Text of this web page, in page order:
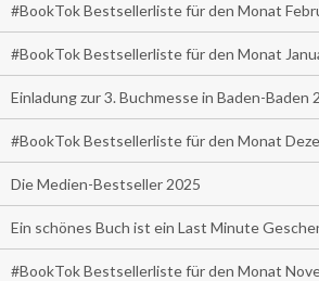
#BookTok Bestsellerliste für den Monat
#BookTok Bestsellerliste für den Monat
Einladung zur 3. Buchmesse in Baden-Baden
#BookTok Bestsellerliste für den Monat
Die Medien-Bestseller 2025
Ein schönes Buch ist ein Last Minute
#BookTok Bestsellerliste für den Monat